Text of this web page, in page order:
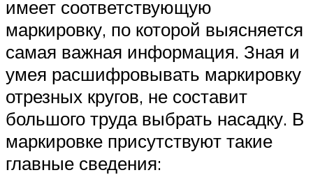
имеет соответствующую
маркировку, по которой выясняется
самая важная информация. Зная и
умея расшифровывать маркировку
отрезных кругов, не составит
большого труда выбрать насадку. В
маркировке присутствуют такие
главные сведения: